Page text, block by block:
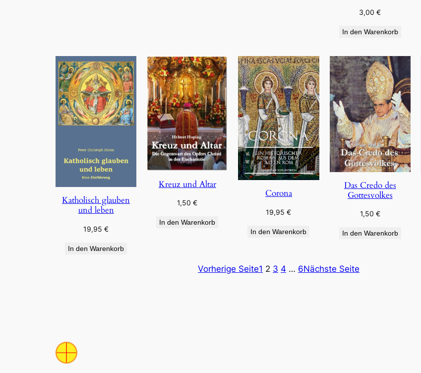
3,00€
In den Warenkorb
Katholisch glauben
und leben
19,95€
In den Warenkorb
Kreuz und Altar
1,50€
In den Warenkorb
Corona
19,95€
In den Warenkorb
Das Credo des
Gottesvolkes
1,50 €
In den Warenkorb
Vorherige Seite1 2 3 4 … 6Nächste Seite